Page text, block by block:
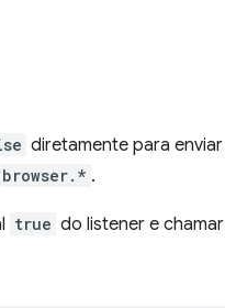
diretamente para enviar
browser.* .
true do listener e chamar